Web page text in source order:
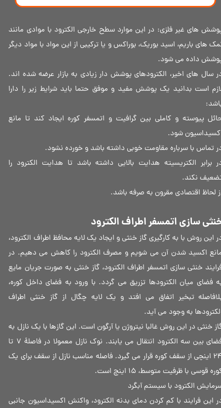
‌های غیر فلزی: در این موارد سطح خارجی الکترود با موادی مانند
های باریم، اسید بوریک، بوراکس و یا ترکیبی از این مواد با مواد دیگر
داده می شود.
سال های اخیر، الکترودهای پوشش دار زیادی به بازار عرضه شده اند.
است بدانید یک پوشش مفید و موفق حتما باید شرایط زیر را دارا
پیوسته و کاملی بین گرافیت و اتمسفر کوره ایجاد کند تا مانع
شود.
تماس با سرباره مقاومت خوبی داشته باشد و خورده نشود.
برابر الکتریسیته هدایت بالایی داشته باشد تا هدایت الکترود را
نکند.
لحاظ اقتصادی مقرون به صرفه باشد.​​​​​​​
سازی اتمسفر اطراف الکترود
این روش با به کارگیری گاز خنثی و ایجاد یک لایه محافظ اطراف الکترود،
اکسید شدن آن می ‌شویم و مصرف الکترود را کاهش می دهیم. در
خنثی سازی اتمسفر اطراف الکترود، گاز خنثی به صورت جریان مایع
فضای میان الکترودها تزریق می گردد. با ورود به فضای داخل کوره،
تبخیر اتفاق می افتد و یک لایه چگال از گاز خنثی اطراف
به وجود می آید.
خنثی در این روش غالبا نیتروژن یا آرگون است. این گازها با یک نازل به
فضای بین سه الکترود انتقال می یابند. نوک نازل معمولا در فاصلۀ 7 تا
24 اینچی از سقف کوره قرار می ‌گیرد. فاصله مناسب نازل از سقف برای یک
قوسی با ظرفیت متوسط، 15 اینچ است.
الکترود با سیستم آبگرد
این فرایند با کم کردن دمای بدنه الکترود، واکنش اکسیداسیون جانبی